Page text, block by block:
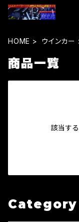
HOME ウインカー
商品一覧
該当す
Category